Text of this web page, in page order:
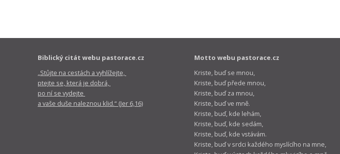
Biblický citát webu pastorace.cz
„Stůjte na cestách a vyhlížejte,
ptejte se, která je dobrá,
po ní se vydejte
a vaše duše naleznou klid.“ (Jer 6,16)
Motto webu pastorace.cz
Kriste, buď se mnou,
Kriste, buď přede mnou,
Kriste, buď za mnou,
Kriste, buď ve mně.
Kriste, buď, kde lehám,
Kriste, buď, kde sedám,
Kriste, buď, kde vstávám.
Kriste, buď v srdci každého myslícího na mne,